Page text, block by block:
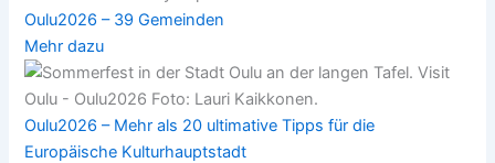
Oulu2026 – 39 Gemeinden
Mehr dazu
Oulu2026 – Mehr als 20 ultimative Tipps für die
Europäische Kulturhauptstadt